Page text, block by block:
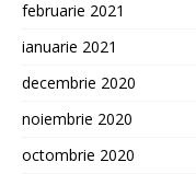
februarie 2021
ianuarie 2021
decembrie 2020
noiembrie 2020
octombrie 2020